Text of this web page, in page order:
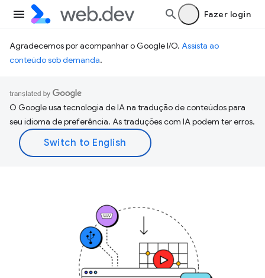
Fazer login
Agradecemos por acompanhar o Google I/O. Assista ao
conteúdo sob demanda.
O Google usa tecnologia de IA na tradução de conteúdos para
seu idioma de preferência. As traduções com IA podem ter erros.